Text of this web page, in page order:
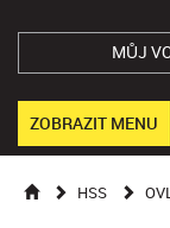
MŮJ
ZOBRAZIT MENU
HSS